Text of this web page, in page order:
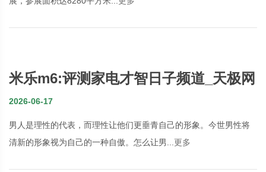
米乐m6:评测家电才智日子频道_天极网
2026-06-17
男人是理性的代表，而理性让他们更垂青自己的形象。今世男性将
清新的形象视为自己的一种自傲。怎么让男... 更多